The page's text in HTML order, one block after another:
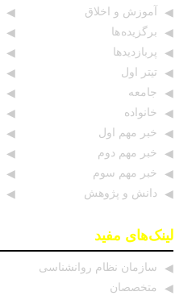
آموزش و اخلاق
برگزیده ها
پربازدیدها
تیتر اول
جامعه
خانواده
خبر مهم اول
خبر مهم دوم
خبر مهم سوم
دانش و پژوهش
لینک‌های مفید
سازمان نظام روانشناسی
متخصصان